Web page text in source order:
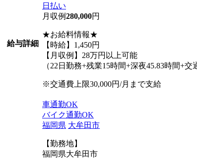
給与詳細
日払い
月収例280,000円
★お給料情報★
【時給】1,450円
【月収例】28万円以上可能
（22日勤務+残業15時間+深夜45.83時間+交
※交通費上限30,000円/月まで支給
車通勤OK
バイク通勤OK
福岡県 大牟田市
【勤務地】
福岡県大牟田市